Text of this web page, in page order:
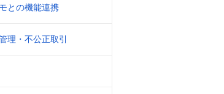
との機能連携
理・不公正取引